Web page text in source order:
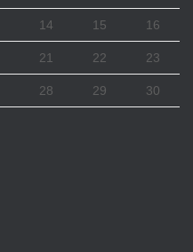
14 15 16
21 22 23
28 29 30